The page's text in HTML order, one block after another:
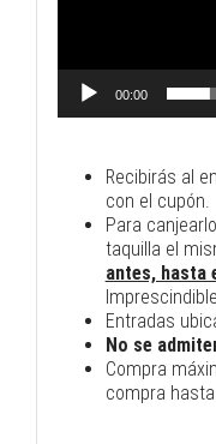
00:00
Recibirás al
con el cupón.
Para
taquilla el
antes, hasta
Entradas
No se
Compra
compra